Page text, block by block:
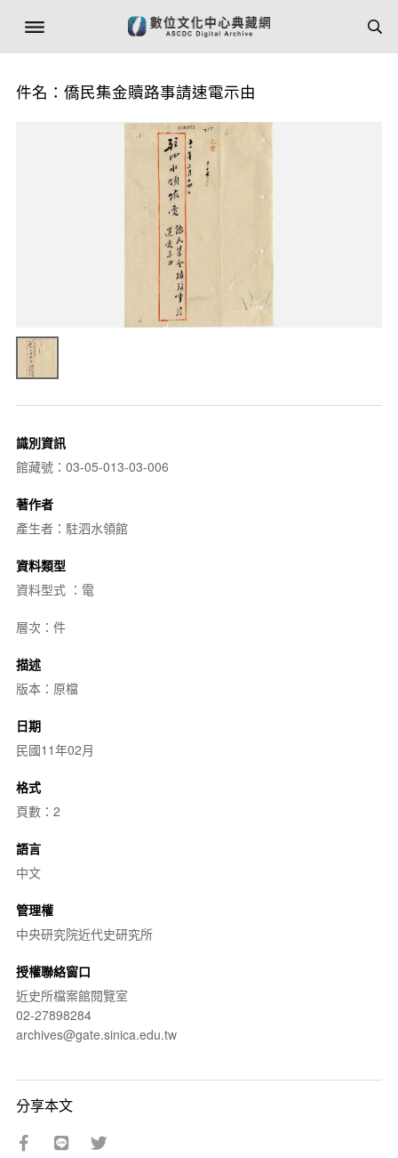
件名：僑民集金贖路事請速電示由
識別資訊
館藏號：03-05-013-03-006
著作者
產生者：駐泗水領館
資料類型
資料型式 ：電
層次：件
描述
版本：原檔
日期
民國11年02月
格式
頁數：2
語言
中文
管理權
中央研究院近代史研究所
授權聯絡窗口
近史所檔案館閱覽室
02-27898284
archives@gate.sinica.edu.tw
分享本文